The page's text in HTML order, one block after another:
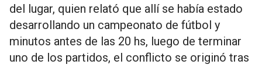
del lugar, quien relató que allí se había estado
desarrollando un campeonato de fútbol y
minutos antes de las 20 hs, luego de terminar
uno de los partidos, el conflicto se originó tras